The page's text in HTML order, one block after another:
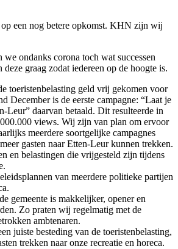
een nog betere opkomst. KHN zijn wij
ondanks corona toch wat successen
graag zodat iedereen op de hoogte is.
toeristenbelasting geld vrij gekomen voor
December is de eerste campagne: “Laat je
Leur” daarvan betaald. Dit resulteerde in
views. Wij zijn van plan om ervoor
meerdere soortgelijke campagnes
gasten naar Etten-Leur kunnen trekken.
en belastingen die vrijgesteld zijn tijdens
van meerdere politieke partijen
gemeente is makkelijker, opener en
Zo praten wij regelmatig met de
ambtenaren.
juiste besteding van de toeristenbelasting,
trekken naar onze recreatie en horeca.